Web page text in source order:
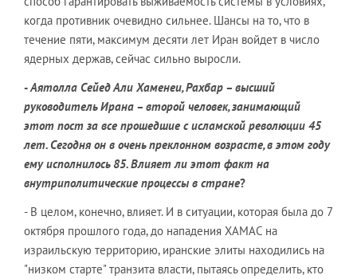
когда противник очевидно сильнее. Шансы на то, что в
течение пяти, максимум десяти лет Иран войдет в число
ядерных держав, сейчас сильно выросли.
-Аятолла Сейед Али Хаменеи, Рахбар – высший
руководитель Ирана – второй человек, занимающий
этот пост за все прошедшие с исламской революции 45
лет. Сегодня он в очень преклонном возрасте, в этом году
ему исполнилось 85. Влияет ли этот факт на
внутриполитические процессы в стране?
- В целом, конечно, влияет. И в ситуации, которая была до 7
октября прошлого года, до нападения ХАМАС на
израильскую территорию, иранские элиты находились на
"низком старте" транзита власти, пытаясь определить, кто